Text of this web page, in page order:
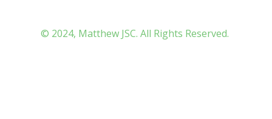
© 2024, Matthew JSC. All Rights Reserved.